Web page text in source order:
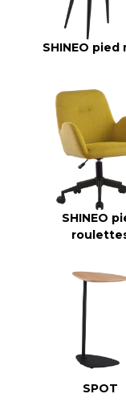
SHINEO pied
SHINEO
SPOT